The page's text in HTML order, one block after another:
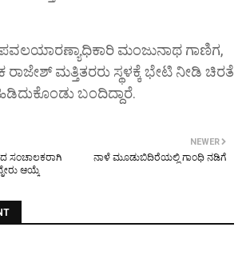
ಮಂಜುನಾಥ ಗಾಣಿಗ,
ರಾಜೇಶ್ ಮತ್ತಿತರರು ಸ್ಥಳಕ್ಕೆ ಭೇಟಿ ನೀಡಿ ಚಿರತೆ
ಬಂದಿದ್ದಾರೆ.
NEWER
ನಾಳೆ ಮೂಡುಬಿದಿರೆಯಲ್ಲಿ ಗಾಂಧಿ ನಡಿಗೆ
ಸಂಚಾಲಕರಾಗಿ
ಆಯ್ಕೆ